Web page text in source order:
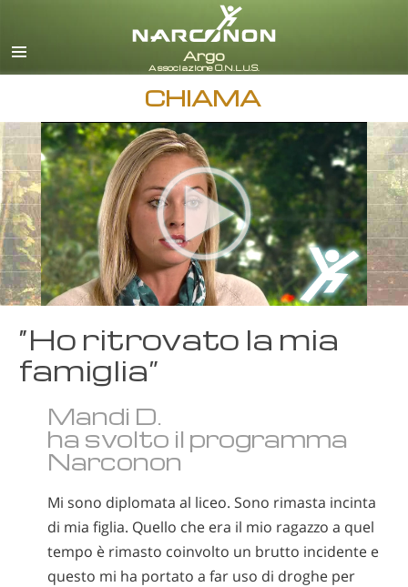
italiano
CHIAMA
“Ho ritrovato la mia
famiglia”
Mandi D.
ha svolto il programma
Narconon
Mi sono diplomata al liceo. Sono rimasta incinta
di mia figlia. Quello che era il mio ragazzo a quel
tempo è rimasto coinvolto un brutto incidente e
questo mi ha portato a far uso di droghe per